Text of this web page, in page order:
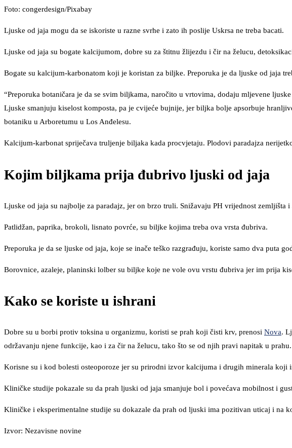
Foto: congerdesign/Pixabay
Ljuske od jaja mogu da se iskoriste u razne svrhe i zato ih poslije Uskrsa ne treba bacati.
Ljuske od jaja su bogate kalcijumom, dobre su za štitnu žlijezdu i čir na želucu,
Bogate su kalcijum-karbonatom koji je koristan za biljke. Preporuka je da ljuske od jaja
“Preporuka botaničara je da se svim biljkama, naročito u vrtovima, dodaju mljevene
Ljuske smanjuju kiselost komposta, pa je cvijeće bujnije, jer biljka bolje apsorbuje
botaniku u Arboretumu u Los Anđelesu.
Kalcijum-karbonat spriječava truljenje biljaka kada procvjetaju. Plodovi paradajza
Kojim biljkama prija đubrivo ljuski od jaja
Ljuske od jaja su najbolje za paradajz, jer on brzo truli. Snižavaju PH vrijednost zemljišta
Patlidžan, paprika, brokoli, lisnato povrće, su biljke kojima treba ova vrsta đubriva.
Preporuka je da se ljuske od jaja, koje se inače teško razgrađuju, koriste samo dva puta
Borovnice, azaleje, planinski lolber su biljke koje ne vole ovu vrstu đubriva jer im prija
Kako se koriste u ishrani
Dobre su u borbi protiv toksina u organizmu, koristi se prah koji čisti krv, prenosi Nova.
održavanju njene funkcije, kao i za čir na želucu, tako što se od njih pravi napitak u prahu.
Korisne su i kod bolesti osteoporoze jer su prirodni izvor kalcijuma i drugih minerala koji
Kliničke studije pokazale su da prah ljuski od jaja smanjuje bol i povećava mobilnost i
Kliničke i eksperimentalne studije su dokazale da prah od ljuski ima pozitivan uticaj i na
Izvor: Nezavisne novine